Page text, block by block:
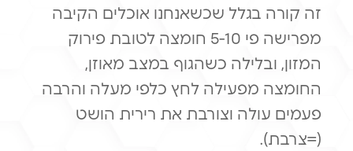
זה קורה בגלל שכשאנחנו אוכלים הקיבה
מפרישה פי 5-10 חומצה לטובת פירוק
המזון, ובלילה כשהגוף במצב מאוזן,
החומצה מפעילה לחץ כלפי מעלה והרבה
פעמים עולה וצורבת את רירית הושט
(=צרבת).